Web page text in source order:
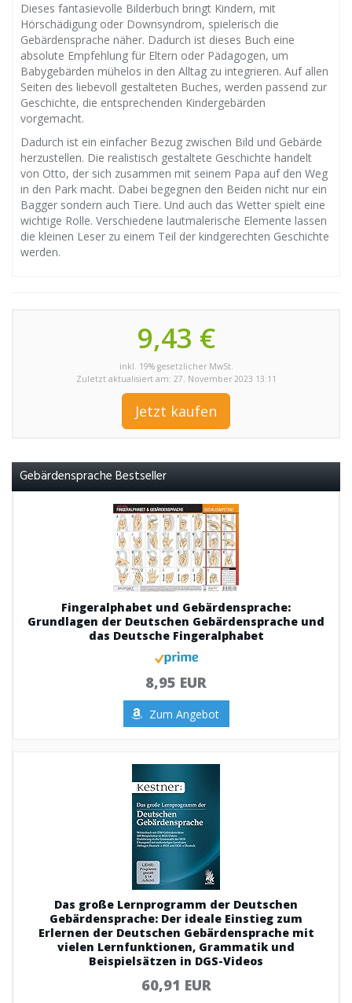
Dieses fantasievolle Bilderbuch bringt Kindern, mit
Hörschädigung oder Downsyndrom, spielerisch die
Gebärdensprache näher. Dadurch ist dieses Buch eine
absolute Empfehlung für Eltern oder Pädagogen, um
Babygebärden mühelos in den Alltag zu integrieren. Auf allen
Seiten des liebevoll gestalteten Buches, werden passend zur
Geschichte, die entsprechenden Kindergebärden
vorgemacht.
Dadurch ist ein einfacher Bezug zwischen Bild und Gebärde
herzustellen. Die realistisch gestaltete Geschichte handelt
von Otto, der sich zusammen mit seinem Papa auf den Weg
in den Park macht. Dabei begegnen den Beiden nicht nur ein
Bagger sondern auch Tiere. Und auch das Wetter spielt eine
wichtige Rolle. Verschiedene lautmalerische Elemente lassen
die kleinen Leser zu einem Teil der kindgerechten Geschichte
werden.
9,43 €
inkl. 19% gesetzlicher MwSt.
Zuletzt aktualisiert am: 27. November 2023 13:11
Jetzt kaufen
Gebärdensprache Bestseller
Fingeralphabet und Gebärdensprache:
Grundlagen der Deutschen Gebärdensprache und
das Deutsche Fingeralphabet
8,95 EUR
Zum Angebot
Das große Lernprogramm der Deutschen
Gebärdensprache: Der ideale Einstieg zum
Erlernen der Deutschen Gebärdensprache mit
vielen Lernfunktionen, Grammatik und
Beispielsätzen in DGS-Videos
60,91 EUR